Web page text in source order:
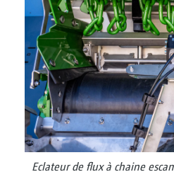
Eclateur de flux à chaine